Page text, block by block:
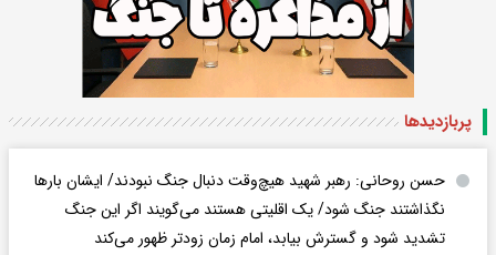
پربازدید‌ها
حسن روحانی: رهبر شهید هیچ‌وقت دنبال جنگ نبودند/ ایشان بارها
نگذاشتند جنگ شود/ یک اقلیتی هستند می‌گویند اگر این جنگ
تشدید شود و گسترش بیابد، امام زمان زودتر ظهور می‌کند